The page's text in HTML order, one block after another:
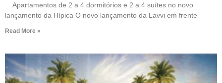
Apartamentos de 2 a 4 dormitórios e 2 a 4 suítes no novo
lançamento da Hípica O novo lançamento da Lavvi em frente
Read More »